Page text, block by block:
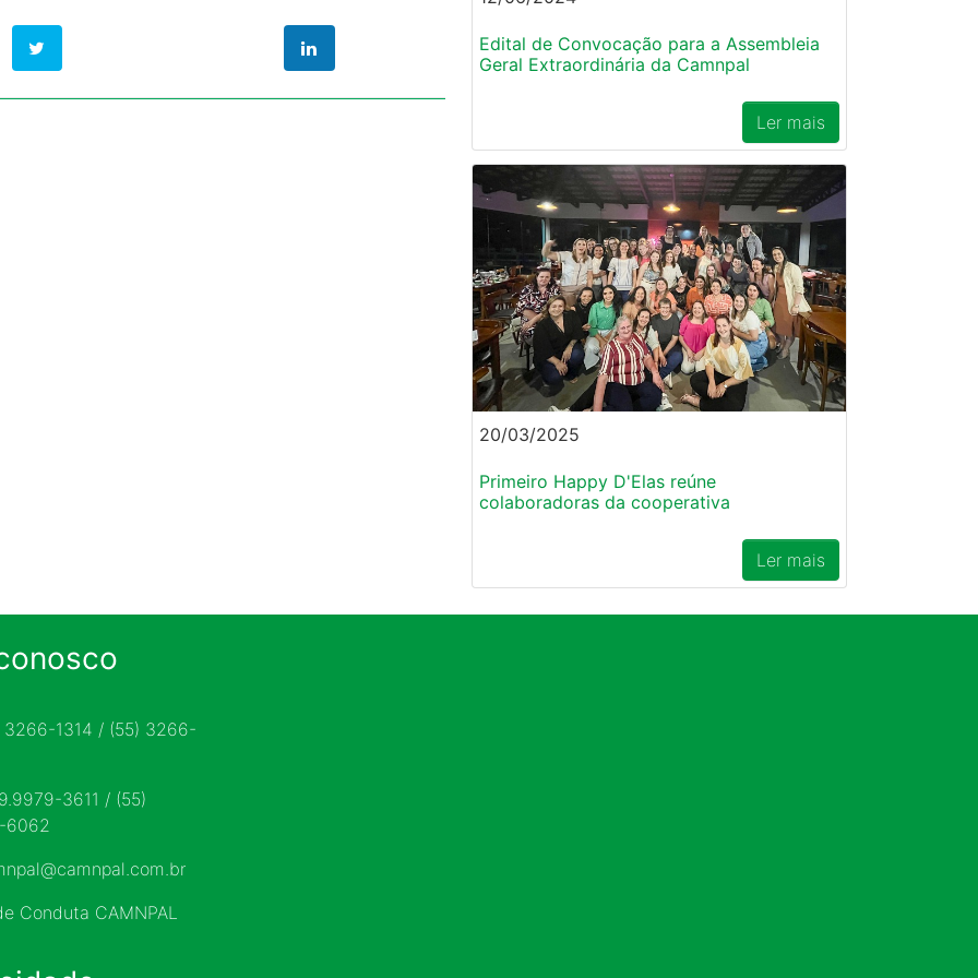
Edital de Convocação para a Assembleia
Geral Extraordinária da Camnpal
Ler mais
20/03/2025
Primeiro Happy D'Elas reúne
colaboradoras da cooperativa
Ler mais
3266-1314 / (55) 3266-
3611 / (55)
6062
Conduta CAMNPAL